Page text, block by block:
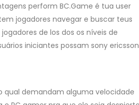
perform BC.Game é tua user
jogadores navegar e buscar teus
de los dos os níveis de
iniciantes possam sony ericsson
qual demandam alguma velocidade